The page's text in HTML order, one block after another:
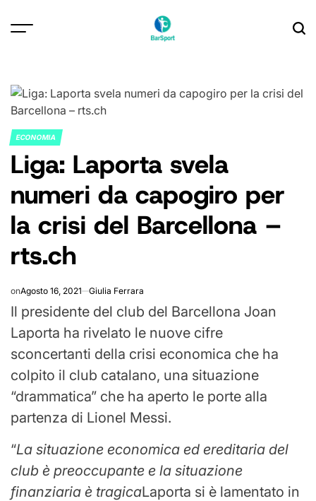
POSTED
IN
ECONOMIA
Liga: Laporta svela
numeri da capogiro per
la crisi del Barcellona –
rts.ch
onAgosto 16, 2021 Giulia Ferrara
Il presidente del club del Barcellona Joan
Laporta ha rivelato le nuove cifre
sconcertanti della crisi economica che ha
colpito il club catalano, una situazione
“drammatica” che ha aperto le porte alla
partenza di Lionel Messi.
“La situazione economica ed ereditaria del
club è preoccupante e la situazione
finanziaria è tragicaLaporta si è lamentato in